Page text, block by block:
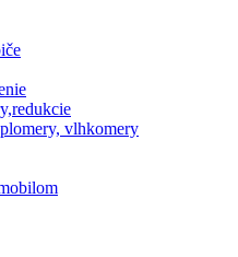
vlhkomery